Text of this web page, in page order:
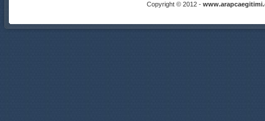
Copyright © 2012 -